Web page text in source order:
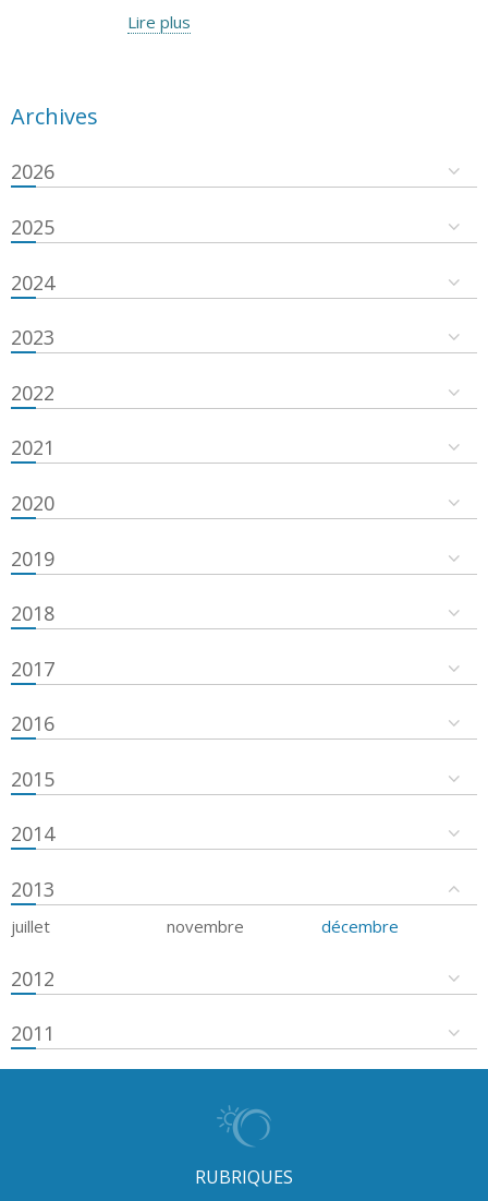
Lire plus
Archives
2026
2025
2024
2023
2022
2021
2020
2019
2018
2017
2016
2015
2014
2013
juillet novembre décembre
2012
2011
RUBRIQUES